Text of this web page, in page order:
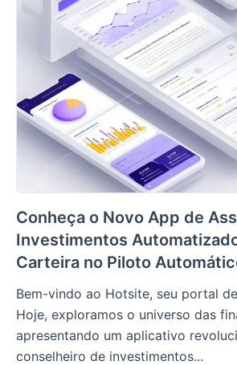
Conheça o Novo App de
Investimentos
Carteira no Piloto
Bem-vindo ao Hotsite, seu portal
Hoje, exploramos o universo das
apresentando um aplicativo
conselheiro de investimentos...